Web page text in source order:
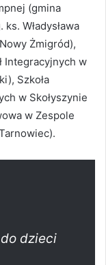
(gmina
Władysława
Żmigród),
Integracyjnych w
Szkoła
w Skołyszynie
w Zespole
dzieci